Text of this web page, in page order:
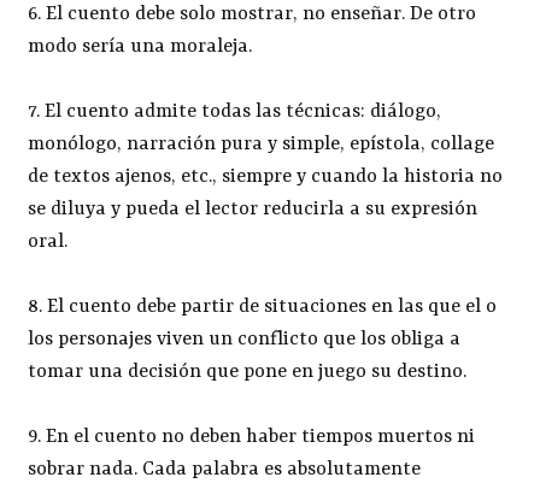
6. El cuento debe solo mostrar, no enseñar. De otro
modo sería una moraleja.
7. El cuento admite todas las técnicas: diálogo,
monólogo, narración pura y simple, epístola, collage
de textos ajenos, etc., siempre y cuando la historia no
se diluya y pueda el lector reducirla a su expresión
oral.
8. El cuento debe partir de situaciones en las que el o
los personajes viven un conflicto que los obliga a
tomar una decisión que pone en juego su destino.
9. En el cuento no deben haber tiempos muertos ni
sobrar nada. Cada palabra es absolutamente